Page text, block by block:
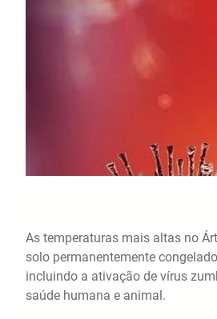
As temperaturas mais altas no
solo permanentemente
incluindo a ativação de vírus
saúde humana e animal.